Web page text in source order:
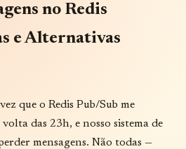
no Redis
e Alternativas
que o Redis Pub/Sub me
das 23h, e nosso sistema de
mensagens. Não todas —